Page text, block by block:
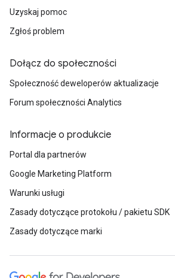
Uzyskaj pomoc
Zgłoś problem
Dołącz do społeczności
Społeczność deweloperów aktualizacje
Forum społeczności Analytics
Informacje o produkcie
Portal dla partnerów
Google Marketing Platform
Warunki usługi
Zasady dotyczące protokołu / pakietu SDK
Zasady dotyczące marki